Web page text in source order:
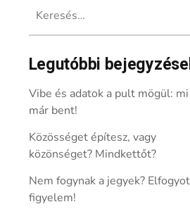
Legutóbbi
Vibe és adatok a pult mögül: mi
már bent!
Közösséget építesz, vagy
közönséget? Mindkettőt?
Nem fogynak a jegyek?
figyelem!